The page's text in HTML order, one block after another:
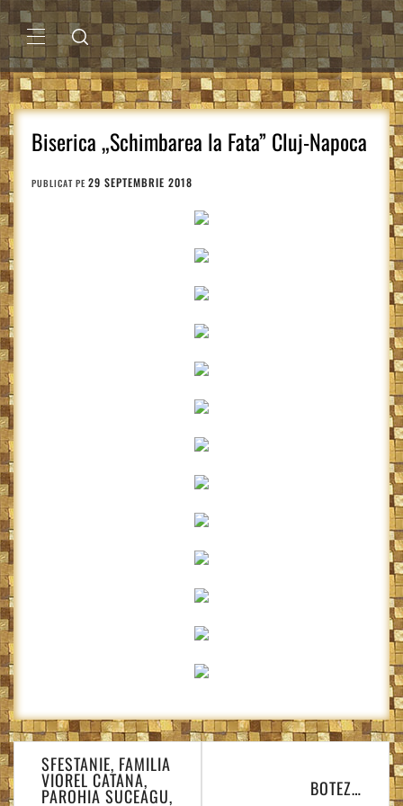
Sari
la
conținutMENIU
PRINCIPAL
Biserica „Schimbarea la Fata” Cluj-Napoca
PUBLICAT PE 29 SEPTEMBRIE 2018
Navigare
în
articole
SFESTANIE, FAMILIA
VIOREL CATANA,
PAROHIA SUCEAGU, BOTEZ…